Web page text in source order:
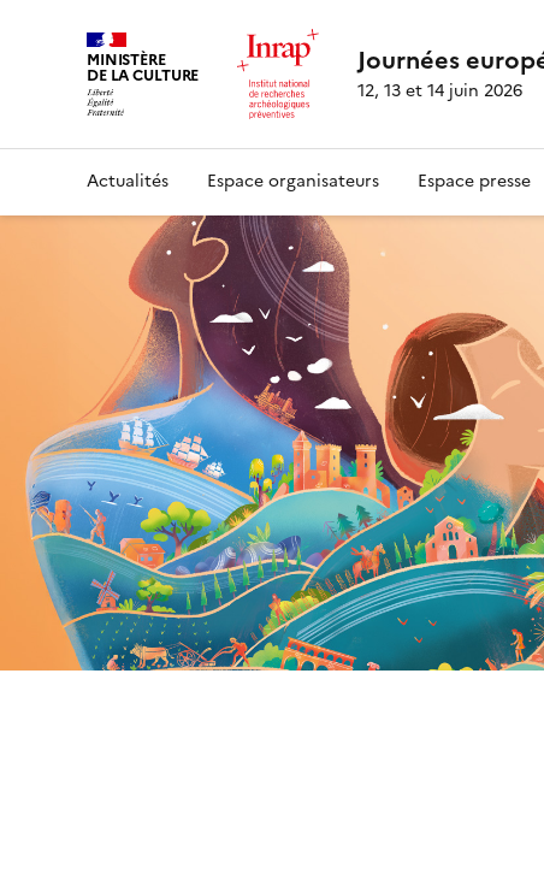
MINISTÈRE
DE LA CULTURE Journées
12, 13 et 14 juin 2026
Actualités Espace organisateurs Espace presse